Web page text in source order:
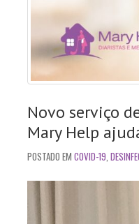
Novo serviço
Mary Help
POSTADO EM COVID-19,